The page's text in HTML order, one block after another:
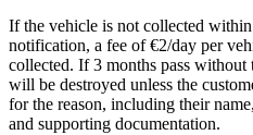
If the vehicle is not collected
notification, a fee of €2/day per
collected. If 3 months pass
will be destroyed unless the
for the reason, including their
and supporting documentation.